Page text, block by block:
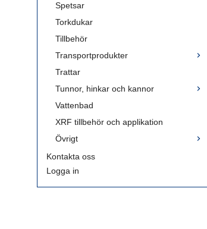
Spetsar
Torkdukar
Tillbehör
Transportprodukter
Trattar
Tunnor, hinkar och kannor
Vattenbad
XRF tillbehör och applikation
Övrigt
Kontakta oss
Logga in